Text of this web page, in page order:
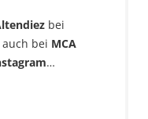
bei
bei MCA
…